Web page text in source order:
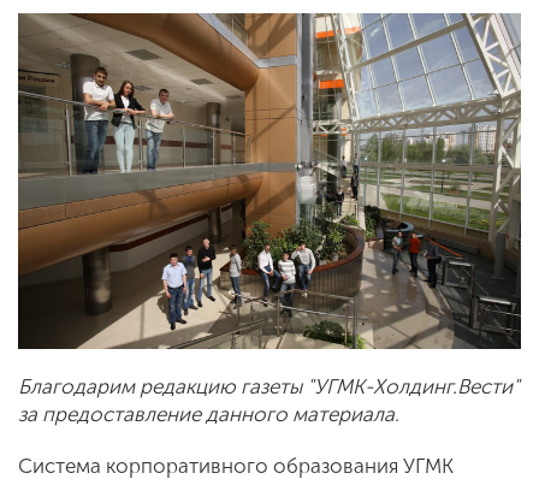
Благодарим редакцию газеты "УГМК-Холдинг.Вести"
за предоставление данного материала.
Система корпоративного образования УГМК